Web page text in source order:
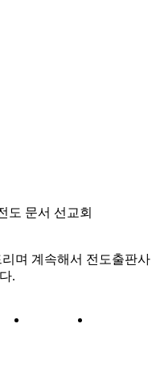
도 문서 선교회
며 계속해서 전도출판사
.